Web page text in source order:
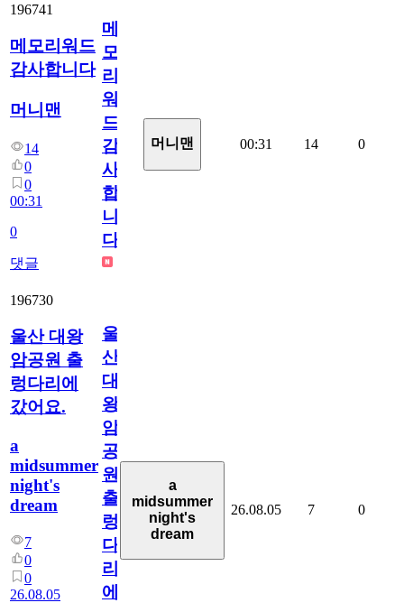
196741
메모리워드
감사합니다
머니맨
14
0
0
00:31
0
댓글
메
모
리
워
드
감
사
합
니
다
머니맨 00:31 14 0
196730
울산 대왕
암공원 출
렁다리에
갔어요.
a
midsummer
night's
dream
7
0
0
26.08.05
울
산
대
왕
암
공
원
출
렁
다
리
에
a
midsummer
night's
dream
26.08.05 7 0